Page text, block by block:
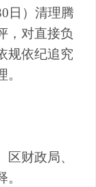
日）清理腾
，对直接负
规依纪追究
区财政局、